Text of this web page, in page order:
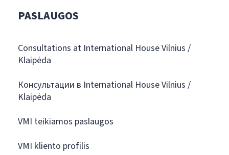
PASLAUGOS
Consultations at International House Vilnius /
Klaipėda
Консультации в International House Vilnius /
Klaipėda
VMI teikiamos paslaugos
VMI kliento profilis